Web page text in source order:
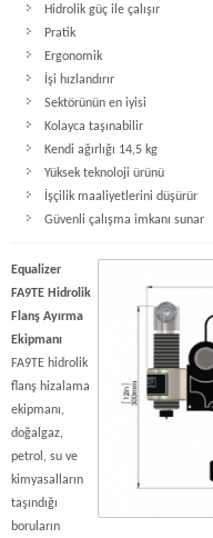
Hidrolik güç ile çalışır
Pratik
Ergonomik
İşi hızlandırır
Sektörünün en iyisi
Kolayca taşınabilir
Kendi ağırlığı 14,5 kg
Yüksek teknoloji ürünü
İşçilik maaliyetlerini düşürür
Güvenli çalışma imkanı sunar
Equalizer
FA9TE Hidrolik
Flanş Ayırma
Ekipmanı
FA9TE hidrolik
flanş hizalama
ekipmanı,
doğalgaz,
petrol, su ve
kimyasalların
taşındığı
boruların